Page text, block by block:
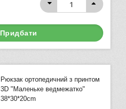
Придбати
Рюкзак ортопедичний з принтом
3D "Маленьке ведмежатко"
38*30*20cm